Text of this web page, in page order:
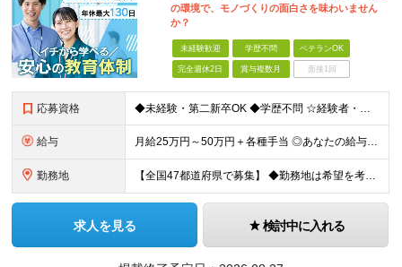
の環境で、モノづくりの面白さを味わいません
か？
未経験歓迎 学歴不問 ベテランOK
完全週休2日 賞与複数月 面接1回
応募資格 ◆未経験・第二新卒OK ◆学歴不問 ☆経験者・下記、資格保有者歓迎します。
給与 月給25万円～50万円＋各種手当 ◎あなたの給与は、これまでの経験や能力を考慮の上、決定します！ ◎待遇条件の詳細は面接でご相談ください。 ◎残業代は全額別途支給します ★前職給与を考慮します！
勤務地 【全国47都道府県で募集】 ◆勤務地は希望を考慮 ◆転勤なし ◆U・I・Jターン歓迎！ ◆基本直行直帰 ＼積極採用中／ 関東：東京都、神奈川県、埼玉県、千葉県 北陸：富山県、石川県、福井県 東海：愛
求人を見る 検討中に入れる